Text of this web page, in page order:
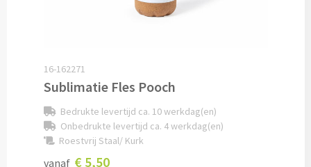
Memo boekjes bedrukken
Kubusblokken bedrukken
Custom made
16-162271
Sublimatie Fles Pooch
Bedrukte levertijd ca. 10 werkdag(en)
Onbedrukte levertijd ca. 4 werkdag(en)
Roestvrij Staal/ Kurk
vanaf € 5,50